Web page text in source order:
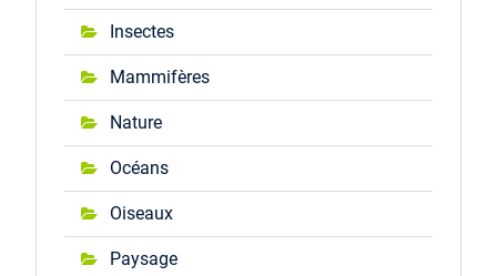
Insectes
Mammifères
Nature
Océans
Oiseaux
Paysage